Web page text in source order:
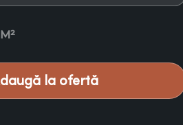
M19 quantity
M²
la ofertă